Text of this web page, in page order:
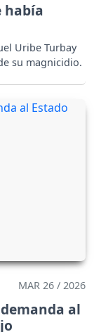
había
Uribe Turbay
su magnicidio.
MAR 26 / 2026
al